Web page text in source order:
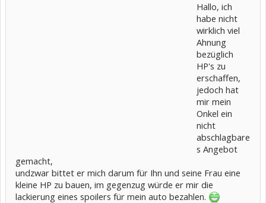
Hallo, ich
habe nicht
wirklich viel
Ahnung
bezüglich
HP's zu
erschaffen,
jedoch hat
mir mein
Onkel ein
nicht
abschlagbare
s Angebot
gemacht,
undzwar bittet er mich darum für Ihn und seine Frau eine
kleine HP zu bauen, im gegenzug würde er mir die
lackierung eines spoilers für mein auto bezahlen.